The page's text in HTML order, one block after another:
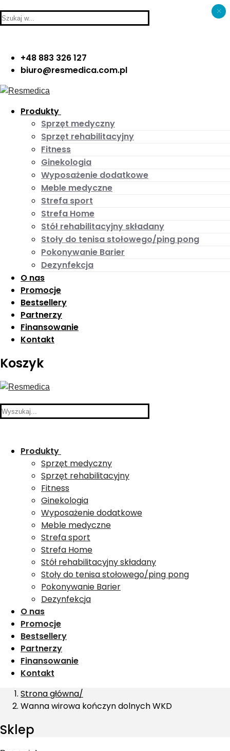
Skip
to
Menu
Close
Search
+48 883 326 127
biuro@resmedica.com.pl
Produkty
Sprzęt medyczny
Sprzęt rehabilitacyjny
Fitness
Ginekologia
Wyposażenie dodatkowe
Meble medyczne
Strefa sport
Strefa Home
Stół rehabilitacyjny składany
Stoły do tenisa stołowego/ping pong
Pokonywanie Barier
Dezynfekcja
O nas
Promocje
Bestsellery
Partnerzy
Finansowanie
Kontakt
Koszyk
Search
Produkty
Sprzęt medyczny
Sprzęt rehabilitacyjny
Fitness
Ginekologia
Wyposażenie dodatkowe
Meble medyczne
Strefa sport
Strefa Home
Stół rehabilitacyjny składany
Stoły do tenisa stołowego/ping pong
Pokonywanie Barier
Dezynfekcja
O nas
Promocje
Bestsellery
Partnerzy
Finansowanie
Kontakt
Strona główna
Wanna wirowa kończyn dolnych WKD
Sklep
×